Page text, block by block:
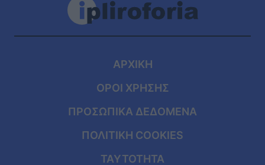
ΑΡΧΙΚΗ
ΟΡΟΙ ΧΡΗΣΗΣ
ΠΡΟΣΩΠΙΚΑ ΔΕΔΟΜΕΝΑ
ΠΟΛΙΤΙΚΗ COOKIES
ΤΑΥΤΟΤΗΤΑ